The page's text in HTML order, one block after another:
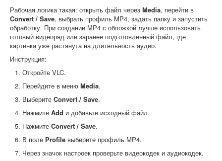
Рабочая логика такая: открыть файл через Media, перейти в
Convert / Save, выбрать профиль MP4, задать папку и запустить
обработку. При создании MP4 с обложкой лучше использовать
готовый видеоряд или заранее подготовленный файл, где
картинка уже растянута на длительность аудио.
Инструкция:
Откройте VLC.
Перейдите в меню Media.
Выберите Convert / Save.
Нажмите Add и добавьте исходный файл.
Нажмите Convert / Save.
В поле Profile выберите профиль MP4.
Через значок настроек проверьте видеокодек и аудиокодек.